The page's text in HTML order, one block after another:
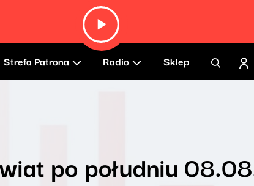
Strefa Patrona Radio Sklep
po południu